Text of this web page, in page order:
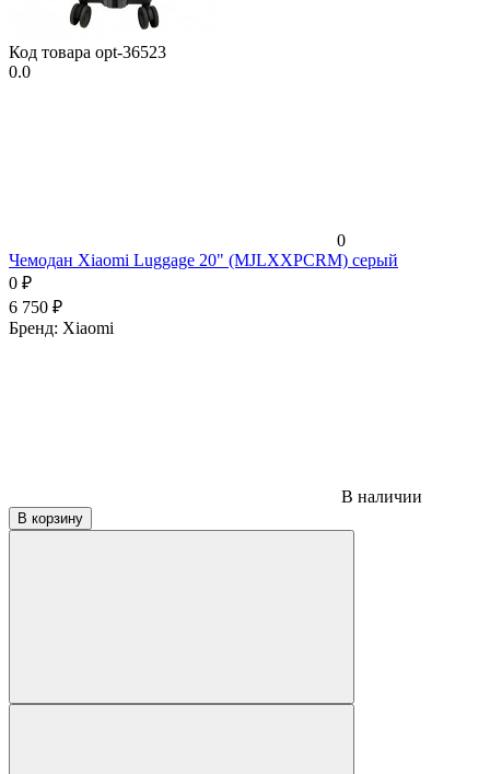
Код товара opt-36523
0.0
0
Чемодан Xiaomi Luggage 20" (MJLXXPCRM) серый
0 ₽
6 750 ₽
Бренд: Xiaomi
В наличии
В корзину